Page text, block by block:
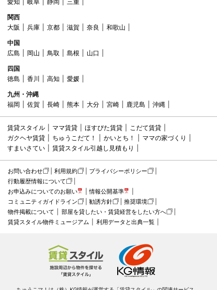
関西
大阪
兵庫 京都 滋賀 奈良
和歌山
中国
広島
岡山 鳥取 島根
山口
四国
徳島
香川 高知
愛媛
九州・沖縄
福岡
佐賀 長崎 熊本 大分 宮崎 鹿児島 沖縄
賃貸スタイル ママ賃貸 ほすぴた賃貸
こだて賃貸
ガクヘヤ賃貸
ちゅうこだて！ かいとち！
ママの家づくり
すまいさてい
賃貸スタイル引越し見積もり
お問い合わせ 利用規約
プライバシーポリシー
行動履歴情報について
お申込みについてのお願い
情報公開基準
コミュニティガイドライン
勧誘方針
推奨環境
物件掲載について
部屋を貸したい・賃貸経営をしたい方へ
賃貸スタイル物件ミュージアム
利用データと出典一覧